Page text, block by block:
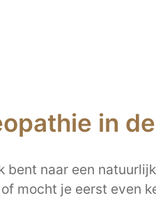
in
bent naar een
mocht je eerst even